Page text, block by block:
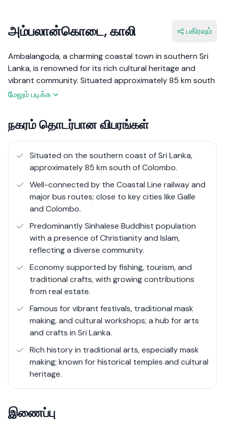
அம்பலான்கொடை, காலி பகிரவும்
Ambalangoda, a charming coastal town in southern Sri
Lanka, is renowned for its rich cultural heritage and
vibrant community. Situated approximately 85 km south
of Colombo and spanning about 17 sq km, this town
modern development. Known for its traditional mask
making and vibrant festivals, Ambalangoda presents a
picturesque coastal environment with golden sandy
beaches, making it a desirable location for both living
and tourism.
Real estate in Ambalangoda has been steadily growing,
with an increasing number of residential and commercial
developments. The town’s scenic coastal line, coupled
with its cultural attractions, has attracted a diverse mix
of residents and investors. The recent surge in eco-
friendly and sustainable projects has further enhanced
centres like Galle and Colombo also adds to its strategic
importance, making it a hub of activity and growth in the
மேலும் படிக்க
நகரம் தொடர்பான விபரங்கள்
Situated on the southern coast of Sri Lanka,
approximately 85 km south of Colombo.
Well-connected by the Coastal Line railway and
major bus routes; close to key cities like Galle
and Colombo.
Predominantly Sinhalese Buddhist population
with a presence of Christianity and Islam,
reflecting a diverse community.
Economy supported by fishing, tourism, and
traditional crafts, with growing contributions
from real estate.
Famous for vibrant festivals, traditional mask
making, and cultural workshops; a hub for arts
and crafts in Sri Lanka.
Rich history in traditional arts, especially mask
making; known for historical temples and cultural
heritage.
இணைப்பு